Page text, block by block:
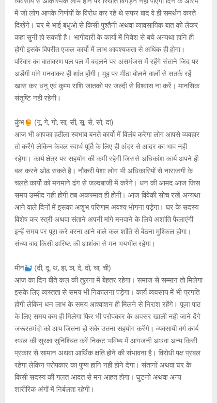
में जो लोग आपके निर्णयों के विरोध कर रहे थे सफर बाद वे ही समर्थन करते
दिखेंगे। घर मे भाई बंधुओ से किसी पुश्तैनी अथवा व्यावसायिक बात को लेकर
कहा सुनी हो सकती है। भागीदारी के कार्यो में निवेश से बचे अन्यथा हानि ही
होगी इसके विपरीत एकल कार्यो में लाभ आवश्यकता से अधिक ही होगा।
परिवार का वातावरण पल पल में बदलने पर असमंजस में रहेंगे संताने जिद पर
अडेंगी मांगे मनवाकर ही शांत होंगी। मुह पर मीठा बोलने वालों से सतर्क रहें
खास कर धनु एवं कुम्भ राशि जातको पर जल्दी से विश्वास ना करें। मानसिक
संतुष्टि नही रहेगी।
कुंभ
(गू, गे, गो, सा, सी, सू, से, सो, दा)
आज भी आपका हठीला स्वभाव बनते कार्यो में विलंब करेगा लोग आपसे व्यवहार
तो करेंगे लेकिन केवल स्वार्थ पूर्ति के लिए ही अंदर से आदर का भाव नही
रहेगा। कार्य क्षेत्र पर सहयोग की कमी रहेगी जिससे अधिकांश कार्य अपने ही
बल करने ओढ सकते है। नौकरी पेशा लोग भी अधिकारियों से नाराजगी के
चलते कार्यो को मनमाने ढंग से जल्दबाजी में करेंगे। धन की आमद आज जिस
समय उम्मीद नही होगी तब अकस्मात ही होगी। आज विवेकी सोच रखें अन्यथा
आने वाले दिनों में इसका अशुभ परिणाम अवश्य भोगना पड़ेगा। घर के सदस्य
विशेष कर स्त्री अथवा संताने अपनी मांगे मनवाने के लिये अशांति फैलाएंगी
इन्हें समय पर पूरा करे वरना आने वाले कल शांति से बैठना मुश्किल होगा।
संध्या बाद किसी अरिष्ट की आशंका से मन भयभीत रहेगा।
मीन
(दी, दू, थ, झ, ञ, दे, दो, चा, ची)
आज का दिन बीते कल की तुलना में बेहतर रहेगा। समाज से सम्मान तो मिलेगा
इसके लिए व्यस्तता से समय भी निकालना पड़ेगा। कार्य व्यवसाय में भी प्रगति
होगी लेकिन धन लाभ के समय आश्वाशन ही मिलने से निराश रहेंगे। पूजा पाठ
के लिए समय कम ही मिलेगा फिर भी परोपकार के अवसर खाली नही जाने देंगे
जरूरतमंदो को आप जितना हो सके उतना सहयोग करेंगे। व्यवसायी वर्ग कार्य
स्थल की सुरक्षा सुनिश्चित करें निकट भविष्य में आगजनी अथवा अन्य किसी
प्रकार से सामान अथवा आर्थिक क्षति होने की संभावना है। विरोधी पक्ष प्रबल
रहेगा लेकिन परोपकार का पुण्य हानि नही होने देगा। संतानों अथवा घर के
किसी सदस्य की गलत आदत से मन आहत होगा। घुटनो अथवा अन्य
शारीरिक अंगों में निर्बलता रहेगी।